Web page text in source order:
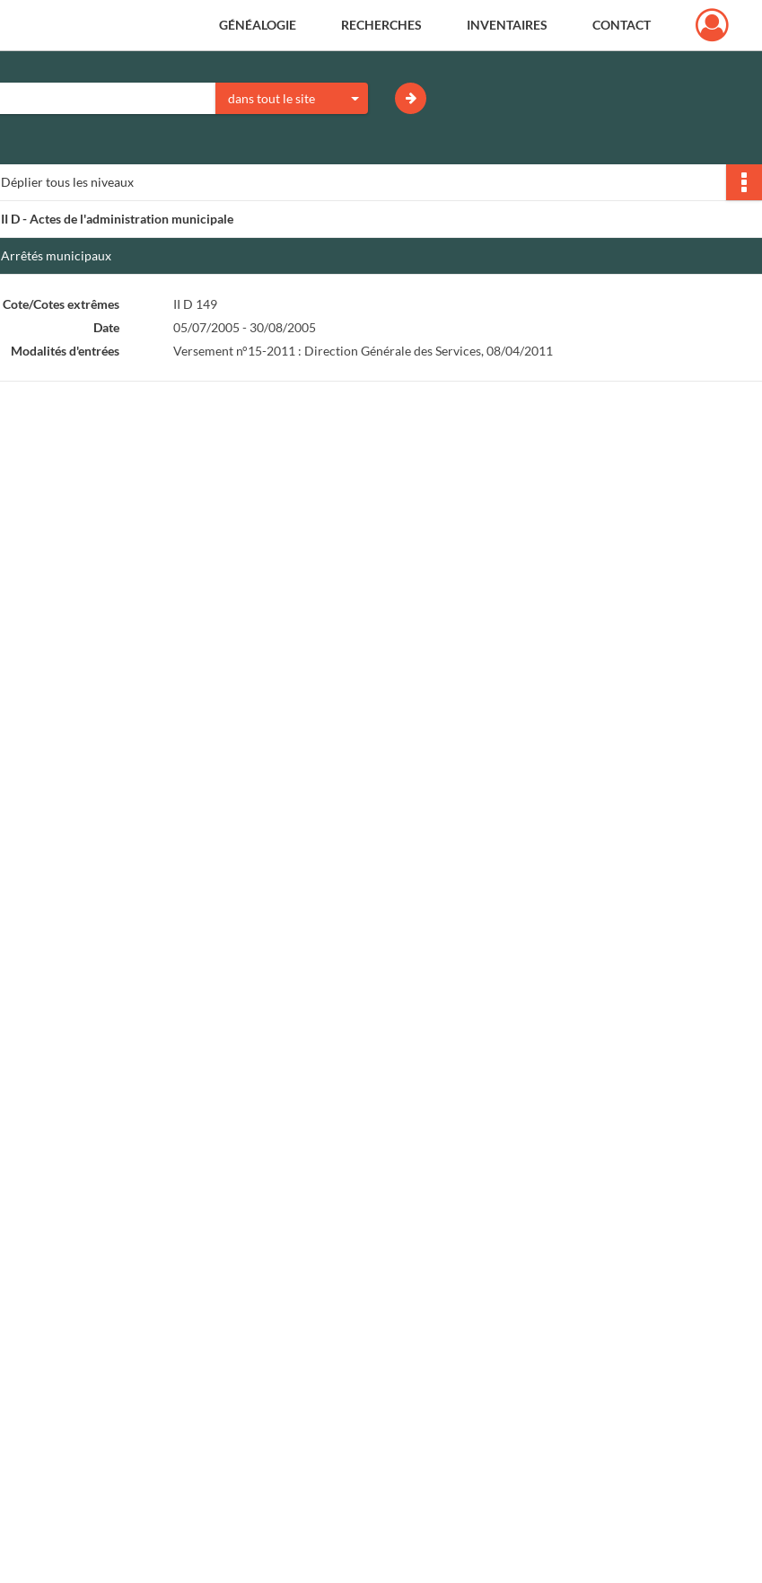
GÉNÉALOGIE RECHERCHES INVENTAIRES CONTACT
dans tout le site
Dépliertous les niveaux
II D - Actes de l'administration municipale
Arrêtés municipaux
Cote/Cotes extrêmes
II D 149
Date
05/07/2005 - 30/08/2005
Modalités d'entrées
Versement n°15-2011 : Direction Générale des Services, 08/04/2011